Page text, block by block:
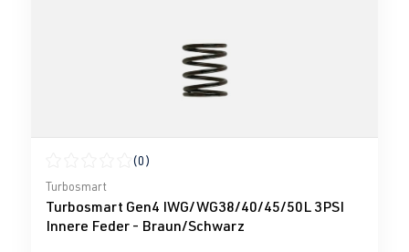
Durchschnittliche Bewertung von 0 von 5 Sternen
(0)
Turbosmart
Turbosmart Gen4 IWG/WG38/40/45/50L 3PSI
Innere Feder - Braun/Schwarz